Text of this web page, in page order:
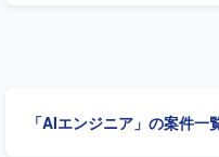
装を行っていただきます
要件定義から設計・開発
「AIエンジニア」の案件一